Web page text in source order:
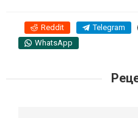
Reddit Telegram
WhatsApp